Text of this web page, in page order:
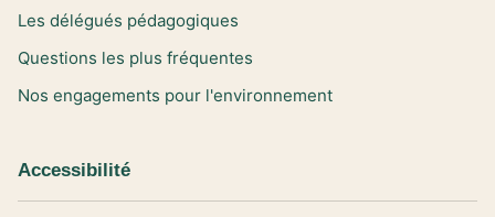
Les délégués pédagogiques
Questions les plus fréquentes
Nos engagements pour l'environnement
Accessibilité